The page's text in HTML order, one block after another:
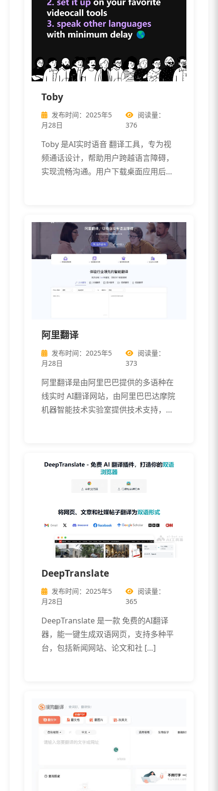
Toby
发布时间：2025年5
月28日
阅读量：
376
Toby 是AI实时语音 翻译工具，专为视
频通话设计，帮助用户跨越语言障碍，
实现流畅沟通。用户下载桌面应用后，
阿里翻译
发布时间：2025年5
月28日
阅读量：
373
阿里翻译是由阿里巴巴提供的多语种在
线实时 AI翻译网站，由阿里巴巴达摩院
机器智能技术实验室提供技术支持，提
DeepTranslate
发布时间：2025年5
月28日
阅读量：
365
DeepTranslate 是一款 免费的AI翻译
器，能一键生成双语网页，支持多种平
台，包括新闻网站、论文和社 […]